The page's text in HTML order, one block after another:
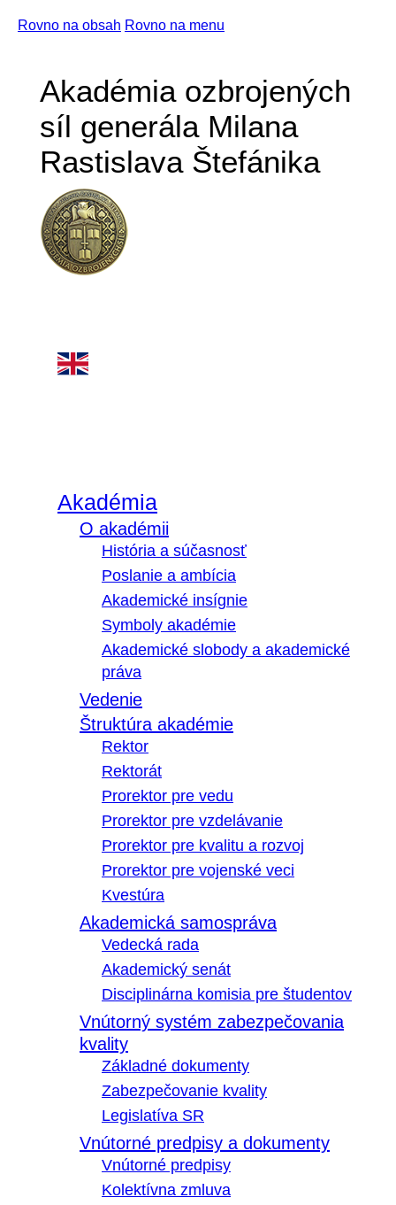
Rovno na obsah Rovno na menu
Akadémia ozbrojených
síl generála Milana
Rastislava Štefánika
Akadémia
O akadémii
História a súčasnosť
Poslanie a ambícia
Akademické insígnie
Symboly akadémie
Akademické slobody a akademické
práva
Vedenie
Štruktúra akadémie
Rektor
Rektorát
Prorektor pre vedu
Prorektor pre vzdelávanie
Prorektor pre kvalitu a rozvoj
Prorektor pre vojenské veci
Kvestúra
Akademická samospráva
Vedecká rada
Akademický senát
Disciplinárna komisia pre študentov
Vnútorný systém zabezpečovania
kvality
Základné dokumenty
Zabezpečovanie kvality
Legislatíva SR
Vnútorné predpisy a dokumenty
Vnútorné predpisy
Kolektívna zmluva